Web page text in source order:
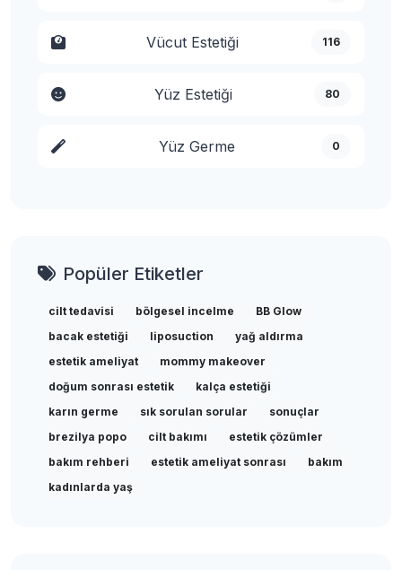
Vücut Estetiği 116
Yüz Estetiği 80
Yüz Germe 0
Popüler Etiketler
cilt tedavisi bölgesel incelme
BB Glow
bacak estetiği
liposuction
yağ aldırma
estetik ameliyat
mommy makeover
doğum sonrası estetik
kalça estetiği
karın germe
sık sorulan sorular
sonuçlar
brezilya popo
cilt bakımı
estetik çözümler
bakım rehberi
estetik ameliyat sonrası
bakım
kadınlarda yaş